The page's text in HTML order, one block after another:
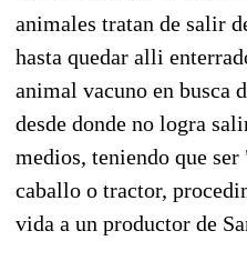
animales tratan de salir
hasta quedar alli
animal vacuno en busca
desde donde no logra
medios, teniendo que
caballo o tractor,
vida a un productor de